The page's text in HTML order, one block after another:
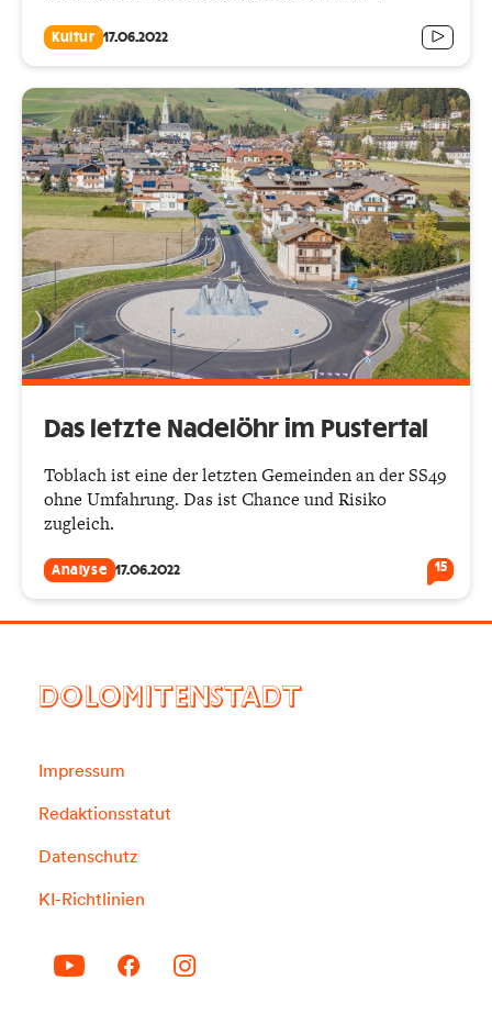
Kultur 17.06.2022
Das letzte Nadelöhr im Pustertal
Toblach ist eine der letzten Gemeinden an der SS49
ohne Umfahrung. Das ist Chance und Risiko
zugleich.
Analyse 17.06.2022 15
DOLOMITENSTADT
Impressum
Redaktionsstatut
Datenschutz
KI-Richtlinien